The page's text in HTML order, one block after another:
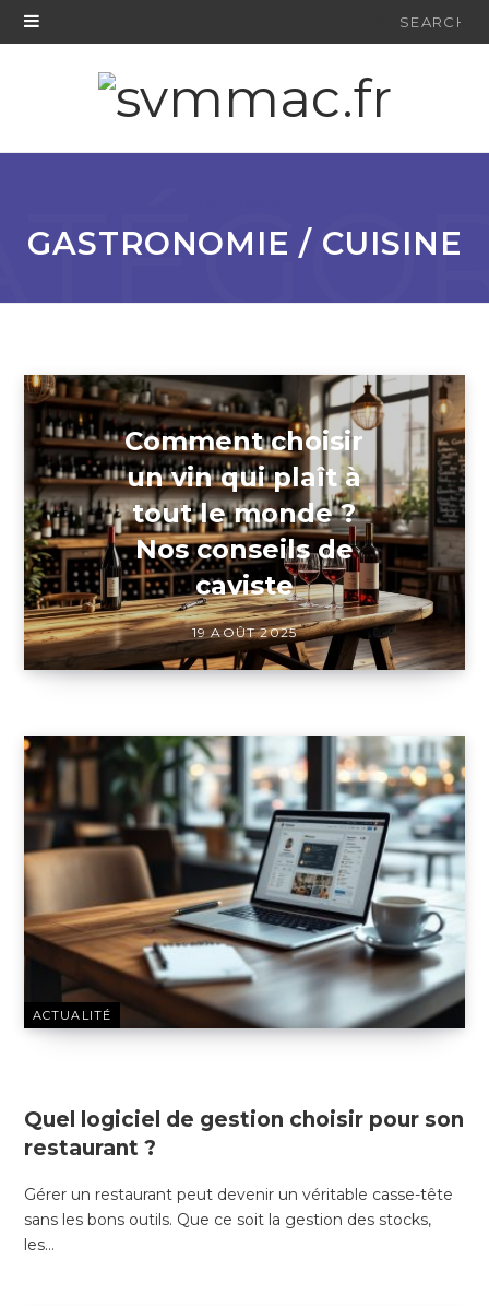
Search
GASTRONOMIE / CUISINE
Comment choisir
un vin qui plaît à
tout le monde ?
Nos conseils de
caviste
19 AOÛT 2025
ACTUALITÉ
Quel logiciel de gestion choisir pour son
restaurant ?
Gérer un restaurant peut devenir un véritable casse-tête
sans les bons outils. Que ce soit la gestion des stocks,
les…